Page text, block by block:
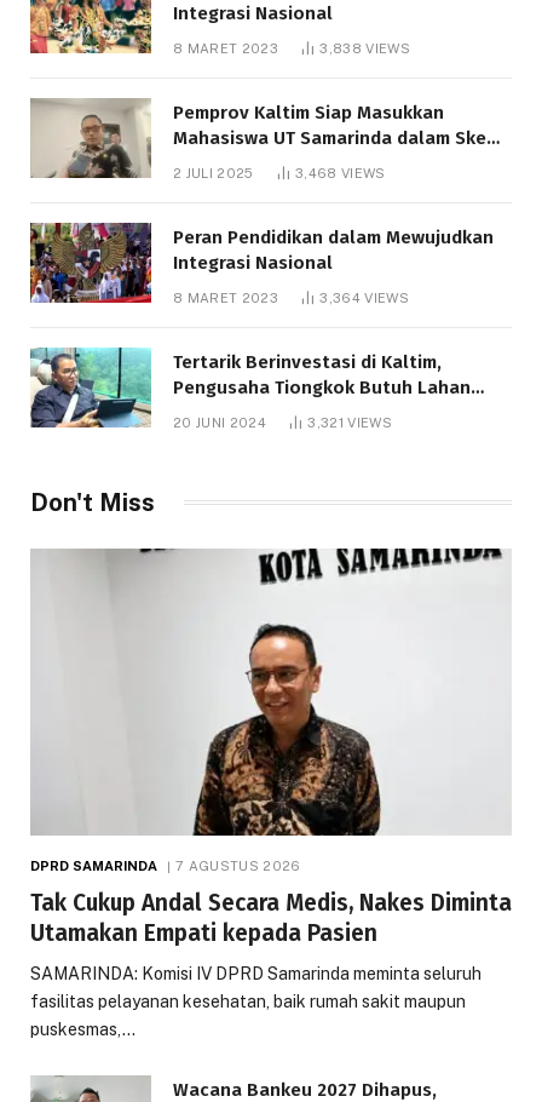
Integrasi Nasional
8 MARET 2023 3,838VIEWS
Pemprov Kaltim Siap Masukkan
Mahasiswa UT Samarinda dalam Skema
Bantuan Pendidikan Gratispol
2 JULI 2025 3,468 VIEWS
Peran Pendidikan dalam Mewujudkan
Integrasi Nasional
8 MARET 2023 3,364VIEWS
Tertarik Berinvestasi di Kaltim,
Pengusaha Tiongkok Butuh Lahan
1.000 Hektare
20 JUNI 2024 3,321VIEWS
Don't Miss
DPRD SAMARINDA 7 AGUSTUS 2026
Tak Cukup Andal Secara Medis, Nakes Diminta
Utamakan Empati kepada Pasien
SAMARINDA: Komisi IV DPRD Samarinda meminta seluruh
fasilitas pelayanan kesehatan, baik rumah sakit maupun
puskesmas,…
Wacana Bankeu 2027 Dihapus,